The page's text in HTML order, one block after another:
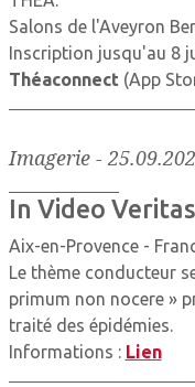
Salons de l'Aveyron
Inscription jusqu'au 8
Théaconnect (App
Imagerie-
In Video
Aix-en-Provence -
Le thème conducteur
primum non nocere »
traité des épidémies.
Informations : Lien